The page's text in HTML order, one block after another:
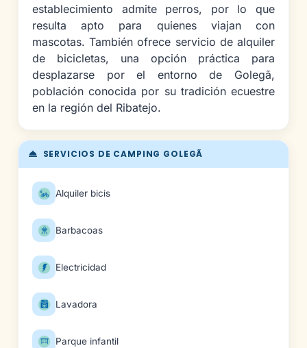
SERVICIOS DE CAMPING GOLEGÃ
Alquiler bicis
Barbacoas
Electricidad
Lavadora
Parque infantil
establecimiento admite perros, por lo que
resulta apto para quienes viajan con
mascotas. También ofrece servicio de alquiler
de bicicletas, una opción práctica para
desplazarse por el entorno de Golegã,
población conocida por su tradición ecuestre
en la región del Ribatejo.